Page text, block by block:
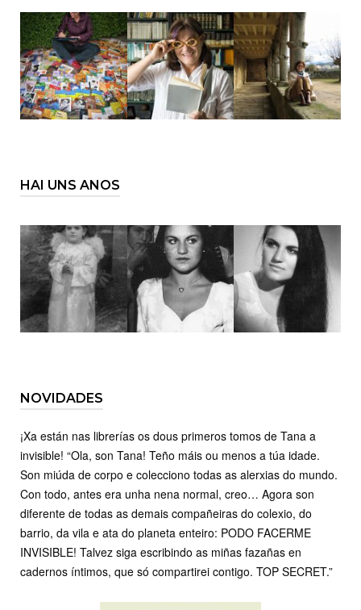
HAI UNS ANOS
NOVIDADES
¡Xa están nas librerías os dous primeros tomos de Tana a
invisible! “Ola, son Tana! Teño máis ou menos a túa idade.
Son miúda de corpo e colecciono todas as alerxias do mundo.
Con todo, antes era unha nena normal, creo… Agora son
diferente de todas as demais compañeiras do colexio, do
barrio, da vila e ata do planeta enteiro: PODO FACERME
INVISIBLE! Talvez siga escribindo as miñas fazañas en
cadernos íntimos, que só compartirei contigo. TOP SECRET.”